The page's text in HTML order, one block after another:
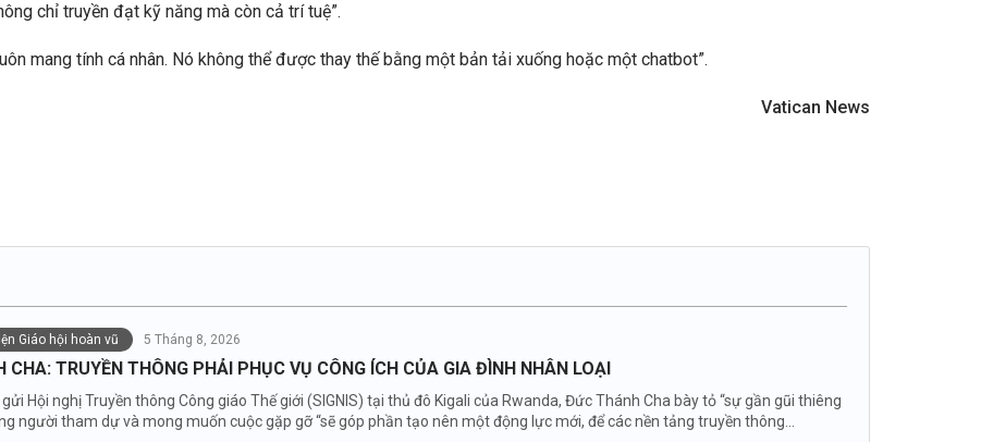
chỉ truyền đạt kỹ năng mà còn cả trí tuệ”.
mang tính cá nhân. Nó không thể được thay thế bằng một bản tải xuống hoặc một chatbot”.
Vatican News
Giáo hội hoàn vũ 5 Tháng 8, 2026
CHA: TRUYỀN THÔNG PHẢI PHỤC VỤ CÔNG ÍCH CỦA GIA ĐÌNH NHÂN LOẠI
Hội nghị Truyền thông Công giáo Thế giới (SIGNIS) tại thủ đô Kigali của Rwanda, Đức Thánh Cha bày tỏ “sự gần gũi thiêng
người tham dự và mong muốn cuộc gặp gỡ “sẽ góp phần tạo nên một động lực mới, để các nền tảng truyền thông...